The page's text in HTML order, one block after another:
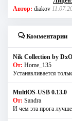
Автор: diakov
Комментарии
Nik Collection by
От: Home_135
Устанавливается
MultiOS-USB 0.13.0
От: Sandra
И чем эта прога